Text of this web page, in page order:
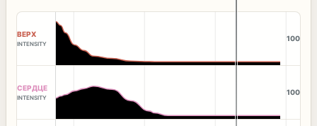
ВЕРХ
INTENSITY
100
СЕРДЦЕ
INTENSITY
100